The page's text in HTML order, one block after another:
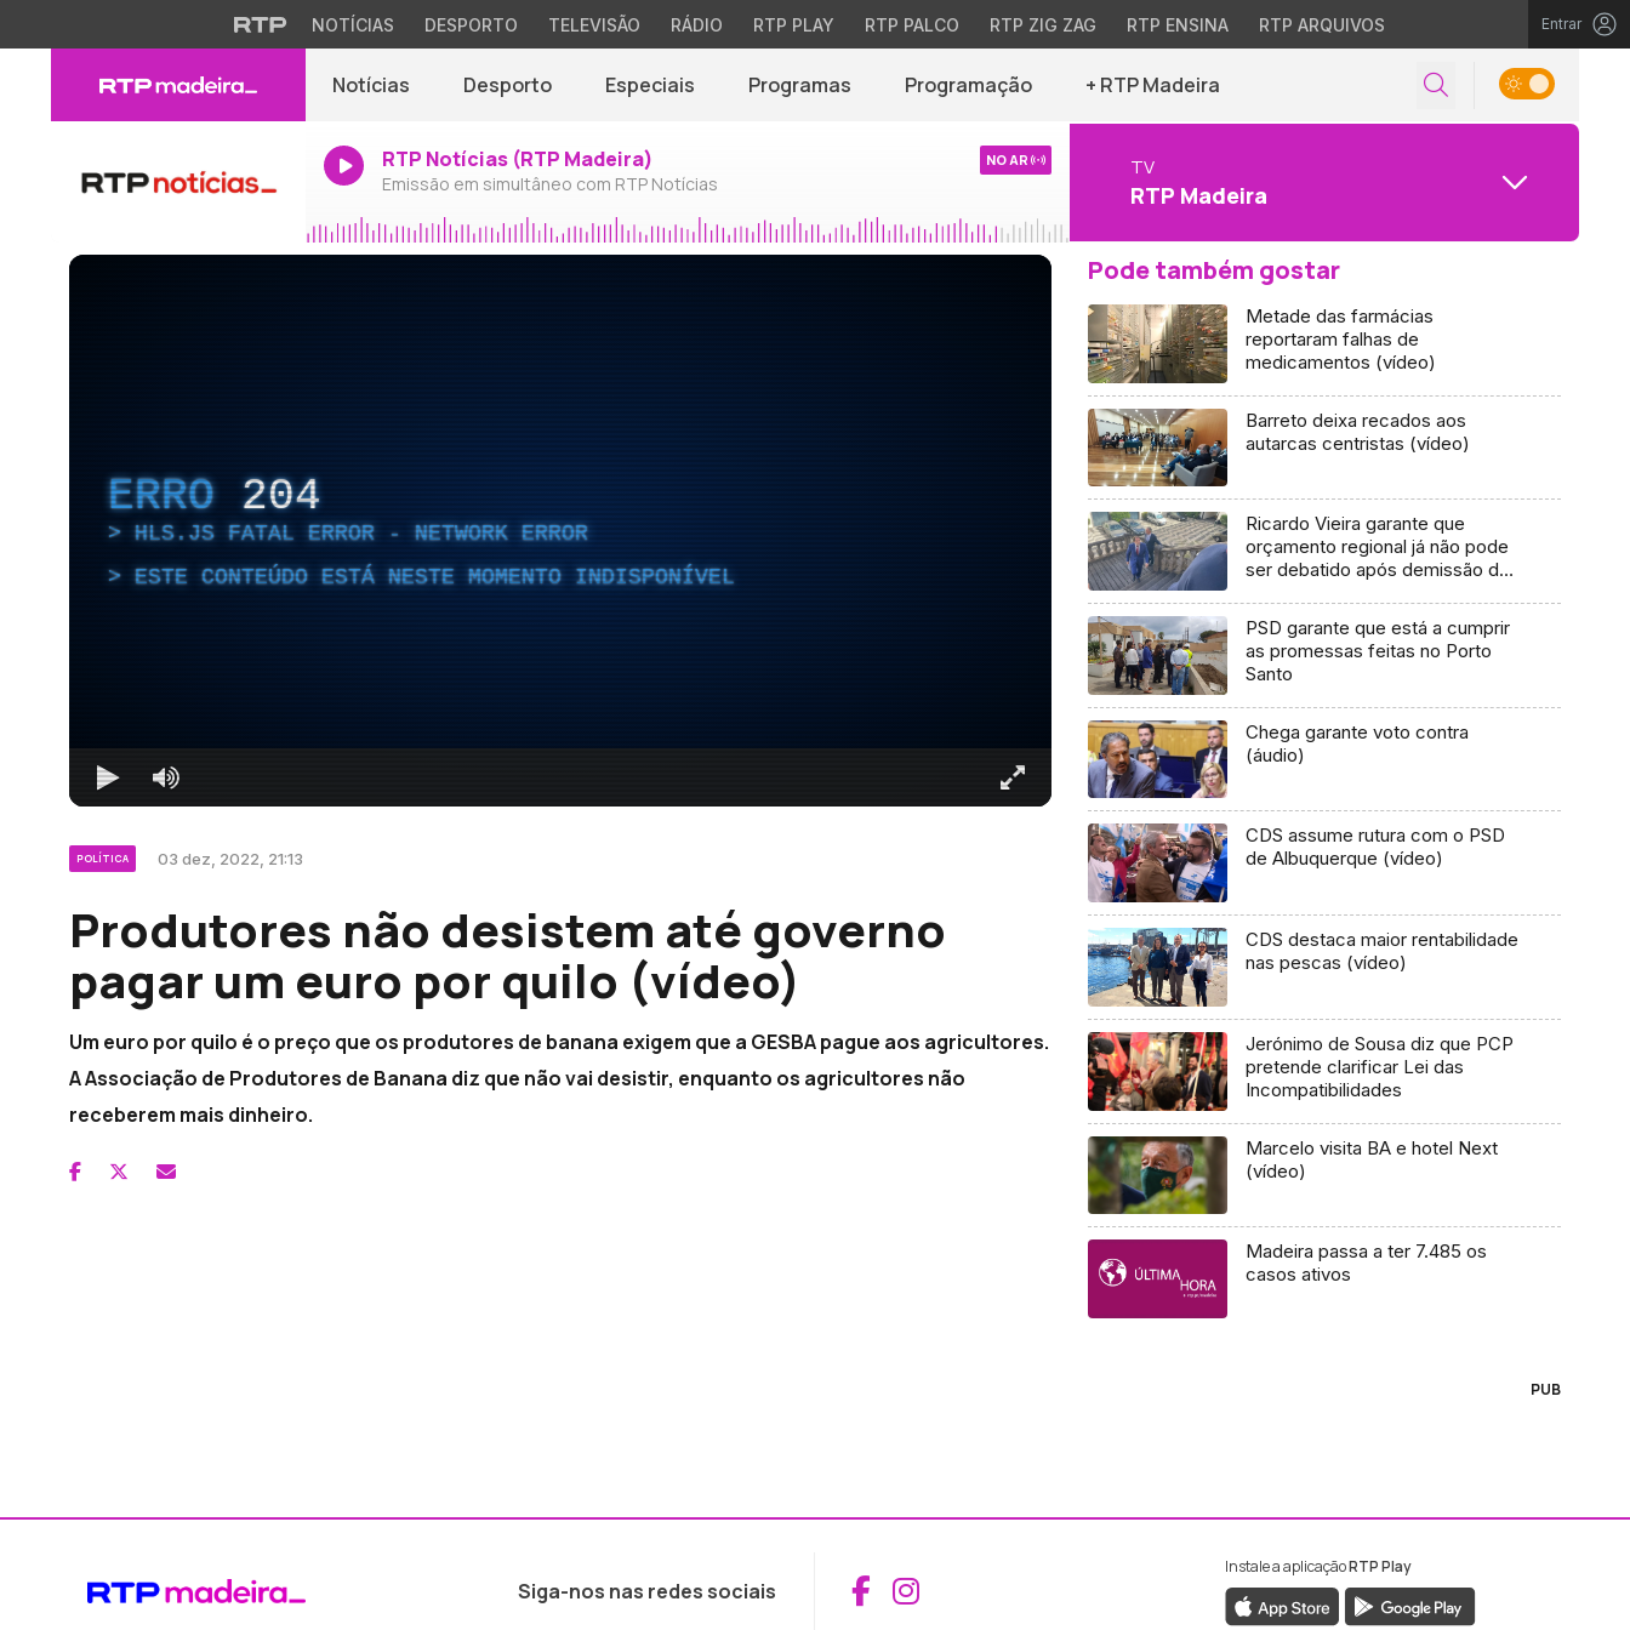
NOTÍCIAS DESPORTO TELEVISÃO RÁDIO RTP PLAY RTP PALCO RTP ZIG ZAG RTP ENSINA RTP ARQUIVOS Entrar
Notícias Desporto Especiais Programas Programação + RTP Madeira
RTP Notícias (RTP Madeira)
Emissão em simultâneo com RTP Notícias
NO AR TV
RTP Madeira
ERRO 204
HLS.JS FATAL ERROR - NETWORK ERROR
ESTE CONTEÚDO ESTÁ NESTE MOMENTO INDISPONÍVEL
POLÍTICA 03 dez, 2022, 21:13
Produtores não desistem até governo
pagar um euro por quilo (vídeo)
Um euro por quilo é o preço que os produtores de banana exigem que a GESBA pague aos agricultores.
A Associação de Produtores de Banana diz que não vai desistir, enquanto os agricultores não
receberem mais dinheiro.
Pode também gostar
Metade das farmácias
reportaram falhas de
medicamentos (vídeo)
Barreto deixa recados aos
autarcas centristas (vídeo)
Ricardo Vieira garante que
orçamento regional já não pode
ser debatido após demissão de
PSD garante que está a cumprir
as promessas feitas no Porto
Santo
Chega garante voto contra
(áudio)
CDS assume rutura com o PSD
de Albuquerque (vídeo)
CDS destaca maior rentabilidade
nas pescas (vídeo)
Jerónimo de Sousa diz que PCP
pretende clarificar Lei das
Incompatibilidades
Marcelo visita BA e hotel Next
(vídeo)
Madeira passa a ter 7.485 os
casos ativos
PUB
Siga-nos nas redes sociais Aceder ao Facebook da RTP Madeira
Aceder ao Instagram da RTP Madeira
Instale a aplicaçãoRTP Play